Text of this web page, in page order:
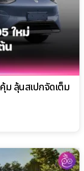
ม ลุ้นสเปกจัดเต็ม